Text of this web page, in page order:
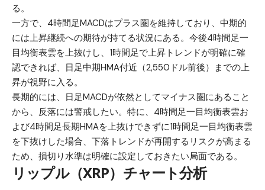
る。
一方で、4時間足MACDはプラス圏を維持しており、中期的
には上昇継続への期待が持てる状況にある。今後4時間足一
目均衡表雲を上抜けし、1時間足で上昇トレンドが明確に確
認できれば、日足中期HMA付近（2,550ドル前後）までの上
昇が視野に入る。
長期的には、日足MACDが依然としてマイナス圏にあること
から、反落には警戒したい。特に、4時間足一目均衡表雲お
よび4時間足長期HMAを上抜けできずに1時間足一目均衡表雲
を下抜けした場合、下落トレンドが再開するリスクが高まる
ため、損切り水準は明確に設定しておきたい局面である。
リップル（XRP）チャート分析